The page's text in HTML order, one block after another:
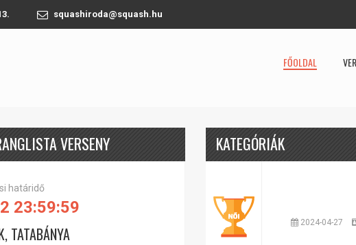
squashiroda@squash.hu
FŐOLDAL
VERSENY
határidő
23:59:59
TATABÁNYA
KATEGÓRIÁK
2024-04-27